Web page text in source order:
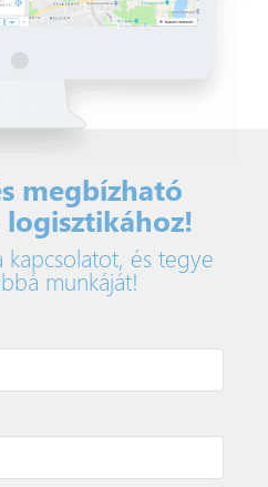
megbízható
logisztikához!
és tegye
munkáját!